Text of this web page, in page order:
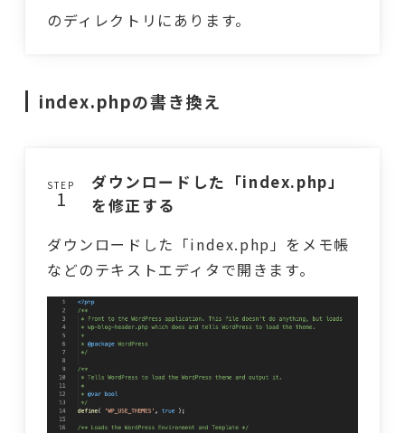
のディレクトリにあります。
index.phpの書き換え
STEP
ダウンロードした「index.php」
を修正する
ダウンロードした「index.php」をメモ帳
などのテキストエディタで開きます。